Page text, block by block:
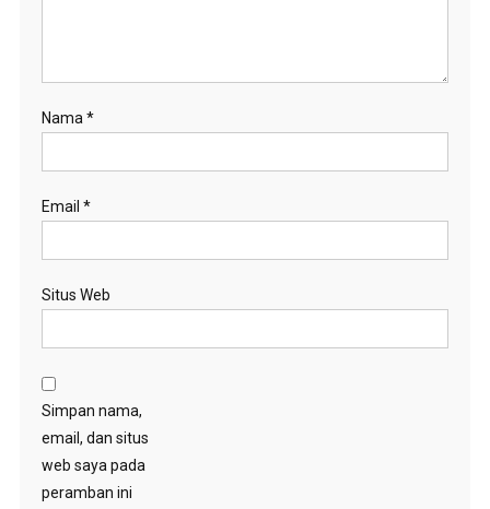
Nama *
Email *
Situs Web
Simpan nama,
email, dan situs
web saya pada
peramban ini